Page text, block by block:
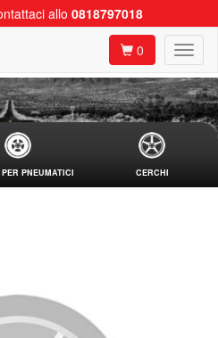
allo 0818797018
0
PNEUMATICI CERCHI